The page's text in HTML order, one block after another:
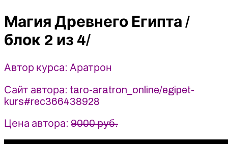
2
из
4/
-
Аратрон
Магия Древнего Египта /
блок 2 из 4/
Автор курса: Аратрон
Сайт автора: taro-aratron_online/egipet-
kurs#rec366438928
Цена автора: 9000 руб.